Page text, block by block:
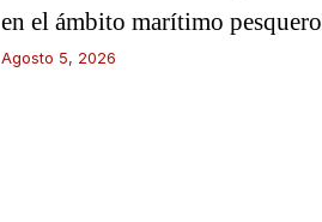
en el ámbito marítimo pesquero
Agosto 5, 2026